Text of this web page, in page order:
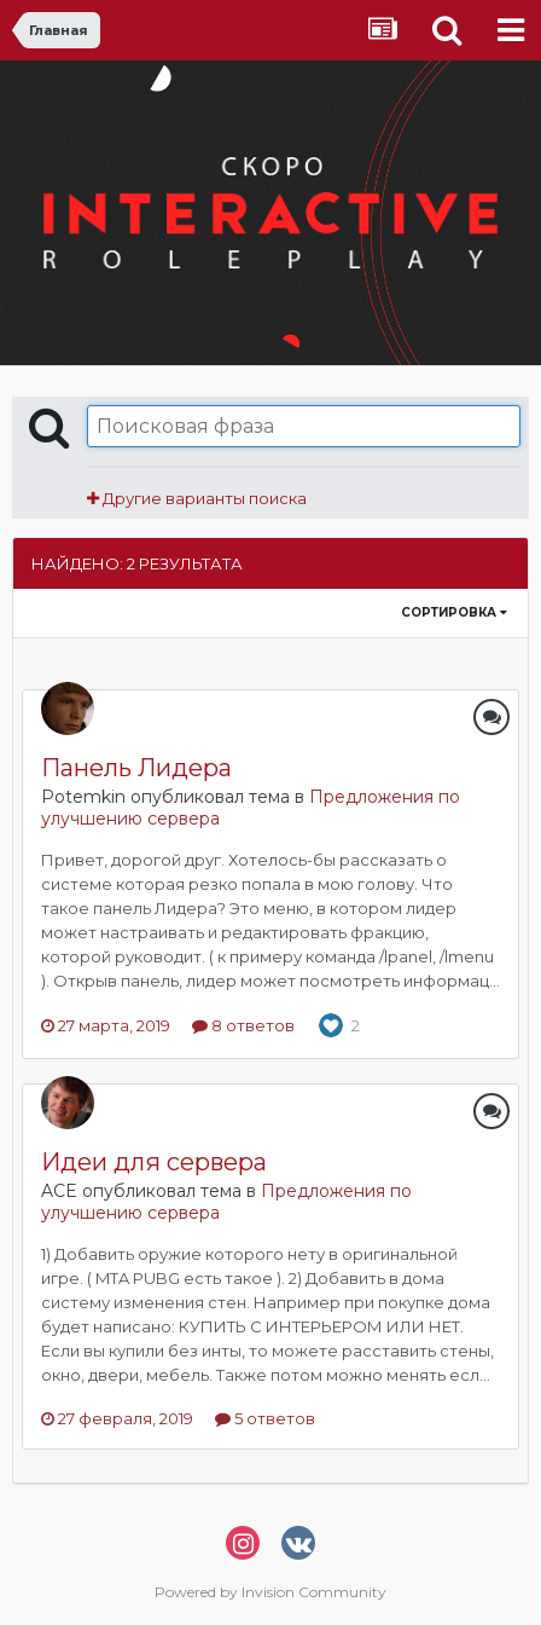
Главная
Другие варианты поиска
НАЙДЕНО: 2 РЕЗУЛЬТАТА
СОРТИРОВКА
Панель Лидера
Potemkin опубликовал тема в Предложения по
улучшению сервера
Привет, дорогой друг. Хотелось-бы рассказать о
системе которая резко попала в мою голову. Что
такое панель Лидера? Это меню, в котором лидер
может настраивать и редактировать фракцию,
которой руководит. ( к примеру команда /lpanel, /lmenu
). Открыв панель, лидер может посмотреть информац...
27 марта, 2019 8 ответов 2
Идеи для сервера
ACE опубликовал тема в Предложения по
улучшению сервера
1) Добавить оружие которого нету в оригинальной
игре. ( MTA PUBG есть такое ). 2) Добавить в дома
систему изменения стен. Например при покупке дома
будет написано: КУПИТЬ С ИНТЕРЬЕРОМ ИЛИ НЕТ.
Если вы купили без инты, то можете расставить стены,
окно, двери, мебель. Также потом можно менять есл...
27 февраля, 2019 5 ответов
Powered by Invision Community